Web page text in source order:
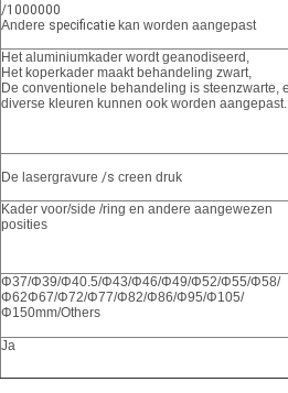
/1000000
Andere specificatie kan worden aangepast
Het aluminiumkader wordt geanodiseerd,
Het koperkader maakt behandeling zwart,
De conventionele behandeling is steenzwarte,
diverse kleuren kunnen ook worden aangepast.
De lasergravure /s creen druk
Kader voor/side /ring en andere aangewezen
posities
Φ37/Φ39/Φ40.5/Φ43/Φ46/Φ49/Φ52/Φ55/Φ58/
Φ62Φ67/Φ72/Φ77/Φ82/Φ86/Φ95/Φ105/
Φ150mm/Others
Ja